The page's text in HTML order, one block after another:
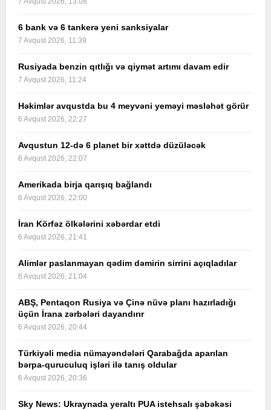
6 bank və 6 tankerə yeni sanksiyalar
7 Avqust 2026, 11:39
Rusiyada benzin qıtlığı və qiymət artımı davam edir
7 Avqust 2026, 11:24
Həkimlər avqustda bu 4 meyvəni yeməyi məsləhət görür
6 Avqust 2026, 22:27
Avqustun 12-də 6 planet bir xəttdə düzüləcək
6 Avqust 2026, 22:07
Amerikada birja qarışıq bağlandı
6 Avqust 2026, 22:00
İran Körfəz ölkələrini xəbərdar etdi
6 Avqust 2026, 21:41
Alimlər paslanmayan qədim dəmirin sirrini açıqladılar
6 Avqust 2026, 21:04
ABŞ, Pentaqon Rusiya və Çinə nüvə planı hazırladığı
üçün İrana zərbələri dayandırır
6 Avqust 2026, 20:44
Türkiyəli media nümayəndələri Qarabağda aparılan
bərpa-quruculuq işləri ilə tanış oldular
6 Avqust 2026, 20:36
Sky News: Ukraynada yeraltı PUA istehsalı şəbəkəsi